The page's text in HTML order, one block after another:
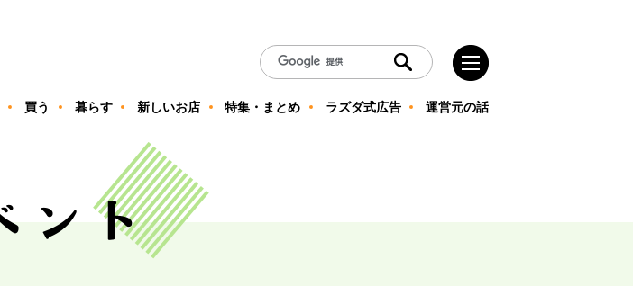
買う 暮らす 新しいお店 特集・まとめ ラズダ式広告 運営元の話